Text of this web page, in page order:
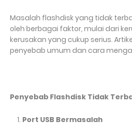
Masalah flashdisk yang tidak
oleh berbagai faktor, mulai dari
kerusakan yang cukup serius.
penyebab umum dan cara
Penyebab Flashdisk Tidak
Port USB Bermasalah